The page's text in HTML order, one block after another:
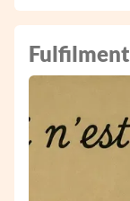
Fulfilment